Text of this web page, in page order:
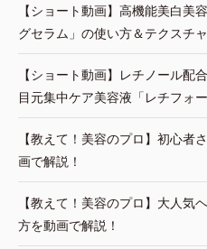
【ショート動画】高機能美白美
グセラム」の使い方＆テクスチ
【ショート動画】レチノール配
目元集中ケア美容液「レチフォ
【教えて！美容のプロ】初心者
画で解説！
【教えて！美容のプロ】大人気
方を動画で解説！